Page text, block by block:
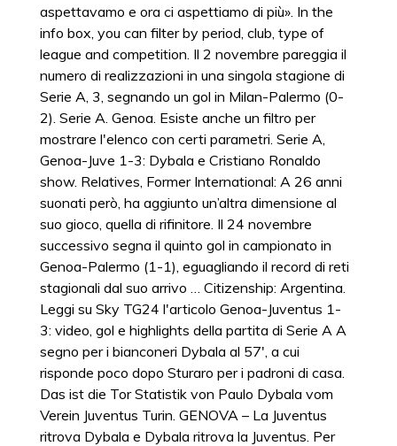
aspettavamo e ora ci aspettiamo di più». In the
info box, you can filter by period, club, type of
league and competition. Il 2 novembre pareggia il
numero di realizzazioni in una singola stagione di
Serie A, 3, segnando un gol in Milan-Palermo (0-
2). Serie A. Genoa. Esiste anche un filtro per
mostrare l'elenco con certi parametri. Serie A,
Genoa-Juve 1-3: Dybala e Cristiano Ronaldo
show. Relatives, Former International: A 26 anni
suonati però, ha aggiunto un’altra dimensione al
suo gioco, quella di rifinitore. Il 24 novembre
successivo segna il quinto gol in campionato in
Genoa-Palermo (1-1), eguagliando il record di reti
stagionali dal suo arrivo … Citizenship: Argentina.
Leggi su Sky TG24 l'articolo Genoa-Juventus 1-
3: video, gol e highlights della partita di Serie A A
segno per i bianconeri Dybala al 57', a cui
risponde poco dopo Sturaro per i padroni di casa.
Das ist die Tor Statistik von Paulo Dybala vom
Verein Juventus Turin. GENOVA – La Juventus
ritrova Dybala e Dybala ritrova la Juventus. Per